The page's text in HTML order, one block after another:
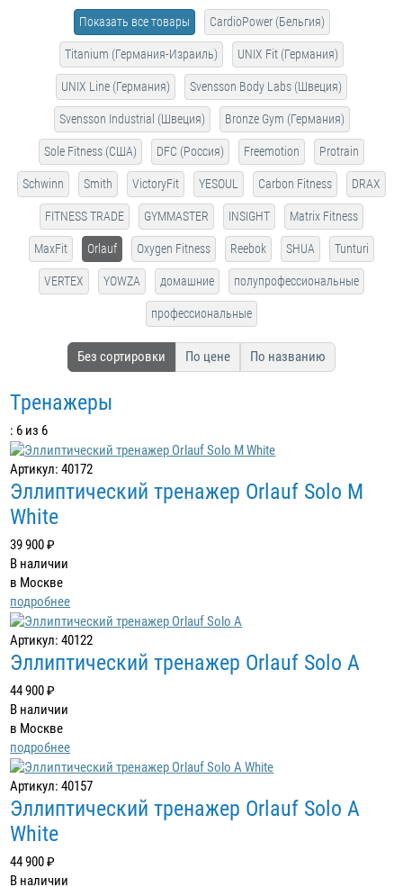
Показать все товары CardioPower (Бельгия)
Titanium (Германия-Израиль) UNIX Fit (Германия)
UNIX Line (Германия) Svensson Body Labs (Швеция)
Svensson Industrial (Швеция) Bronze Gym (Германия)
Sole Fitness (США) DFC (Россия) Freemotion Protrain
Schwinn Smith VictoryFit YESOUL Carbon Fitness DRAX
FITNESS TRADE GYMMASTER INSIGHT Matrix Fitness
MaxFit Orlauf Oxygen Fitness Reebok SHUA Tunturi
VERTEX YOWZA домашние полупрофессиональные
профессиональные
Без сортировки По цене По названию
Тренажеры
: 6 из 6
Артикул: 40172
Эллиптический тренажер Orlauf Solo M
White
39 900 ₽
В наличии
в Москве
подробнее
Артикул: 40122
Эллиптический тренажер Orlauf Solo A
44 900 ₽
В наличии
в Москве
подробнее
Артикул: 40157
Эллиптический тренажер Orlauf Solo A
White
44 900 ₽
В наличии